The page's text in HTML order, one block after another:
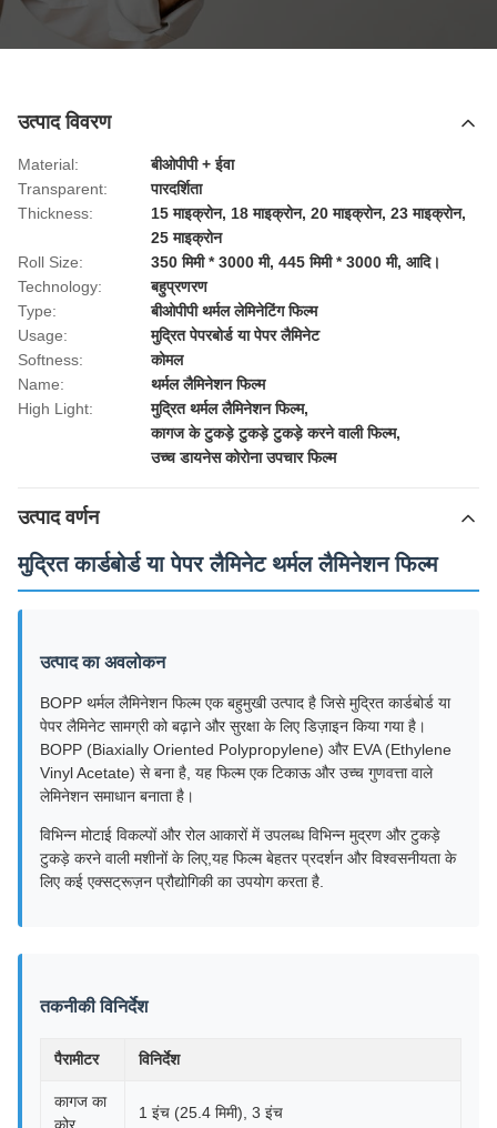
उत्पाद विवरण
Material:
बीओपीपी + ईवा
Transparent:
पारदर्शिता
Thickness:
15 माइक्रोन, 18 माइक्रोन, 20 माइक्रोन, 23 माइक्रोन,
25 माइक्रोन
Roll Size:
350 मिमी * 3000 मी, 445 मिमी * 3000 मी, आदि।
Technology:
बहुप्रणरण
Type:
बीओपीपी थर्मल लेमिनेटिंग फिल्म
Usage:
मुद्रित पेपरबोर्ड या पेपर लैमिनेट
Softness:
कोमल
Name:
थर्मल लैमिनेशन फिल्म
High Light:
मुद्रित थर्मल लैमिनेशन फिल्म,
कागज के टुकड़े टुकड़े टुकड़े करने वाली फिल्म,
उच्च डायनेस कोरोना उपचार फिल्म
उत्पाद वर्णन
मुद्रित कार्डबोर्ड या पेपर लैमिनेट थर्मल लैमिनेशन फिल्म
उत्पाद का अवलोकन
BOPP थर्मल लैमिनेशन फिल्म एक बहुमुखी उत्पाद है जिसे मुद्रित कार्डबोर्ड या
पेपर लैमिनेट सामग्री को बढ़ाने और सुरक्षा के लिए डिज़ाइन किया गया है।
BOPP (Biaxially Oriented Polypropylene) और EVA (Ethylene
Vinyl Acetate) से बना है, यह फिल्म एक टिकाऊ और उच्च गुणवत्ता वाले
लेमिनेशन समाधान बनाता है।
विभिन्न मोटाई विकल्पों और रोल आकारों में उपलब्ध विभिन्न मुद्रण और टुकड़े
टुकड़े करने वाली मशीनों के लिए,यह फिल्म बेहतर प्रदर्शन और विश्वसनीयता के
लिए कई एक्सट्रूज़न प्रौद्योगिकी का उपयोग करता है.
तकनीकी विनिर्देश
पैरामीटर विनिर्देश
कागज का
1 इंच (25.4 मिमी), 3 इंच